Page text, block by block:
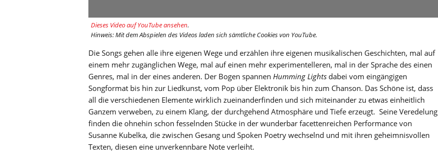
Dieses Video auf YouTube ansehen.
Hinweis: Mit dem Abspielen des Videos laden sich sämtliche Cookies von YouTube.
Die Songs gehen alle ihre eigenen Wege und erzählen ihre eigenen musikalischen Geschichten, mal auf
einem mehr zugänglichen Wege, mal auf einen mehr experimentelleren, mal in der Sprache des einen
Genres, mal in der eines anderen. Der Bogen spannen Humming Lights dabei vom eingängigen
Songformat bis hin zur Liedkunst, vom Pop über Elektronik bis hin zum Chanson. Das Schöne ist, dass
all die verschiedenen Elemente wirklich zueinanderfinden und sich miteinander zu etwas einheitlich
Ganzem verweben, zu einem Klang, der durchgehend Atmosphäre und Tiefe erzeugt. Seine Veredelung
finden die ohnehin schon fesselnden Stücke in der wunderbar facettenreichen Performance von
Susanne Kubelka, die zwischen Gesang und Spoken Poetry wechselnd und mit ihren geheimnisvollen
Texten, diesen eine unverkennbare Note verleiht.